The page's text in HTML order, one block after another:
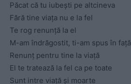
Păcat că tu iubești pe altcineva
Fără tine viața nu e la fel
Te rog renunță la el
M-am îndrăgostit, ti-am spus în față
Renunț pentru tine la viață
El te tratează la fel ca pe toate
Sunt intre viață și moarte